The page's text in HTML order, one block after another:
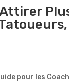
pour les